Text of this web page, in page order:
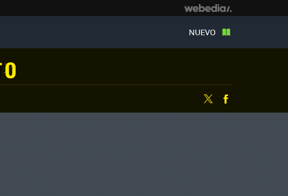
NUEVO
Twitter